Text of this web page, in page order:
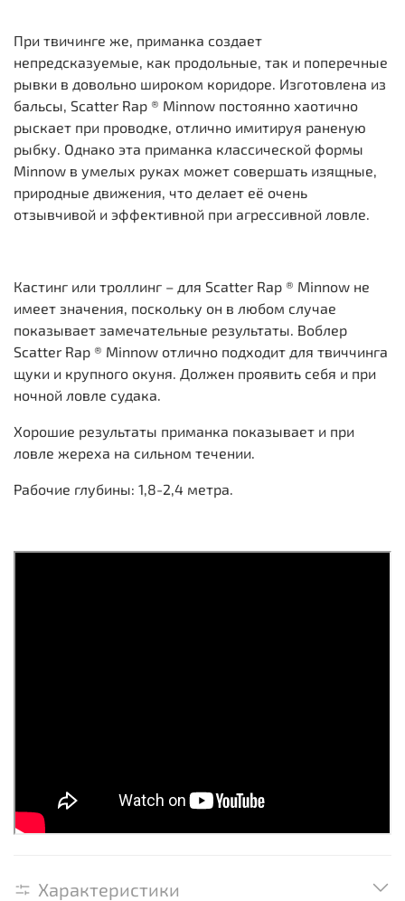
При твичинге же, приманка создает
непредсказуемые, как продольные, так и поперечные
рывки в довольно широком коридоре. Изготовлена из
бальсы, Scatter Rap ® Minnow постоянно хаотично
рыскает при проводке, отлично имитируя раненую
рыбку. Однако эта приманка классической формы
Minnow в умелых руках может совершать изящные,
природные движения, что делает её очень
отзывчивой и эффективной при агрессивной ловле.
Кастинг или троллинг – для Scatter Rap ® Minnow не
имеет значения, поскольку он в любом случае
показывает замечательные результаты. Воблер
Scatter Rap ® Minnow отлично подходит для твиччинга
щуки и крупного окуня. Должен проявить себя и при
ночной ловле судака.
Хорошие результаты приманка показывает и при
ловле жереха на сильном течении.
Рабочие глубины: 1,8-2,4 метра.
Характеристики